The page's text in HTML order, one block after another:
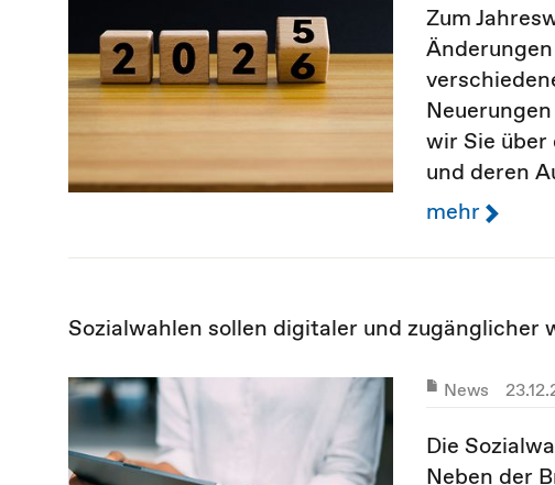
Zum
wir Sie über
und deren
mehr
Sozialwahlen sollen digitaler und zugänglicher
News
Die
Neben der